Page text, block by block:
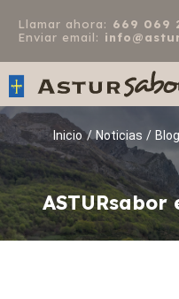
Llamar ahora: 669 069
Enviar email:
Inicio / Noticias / Blog